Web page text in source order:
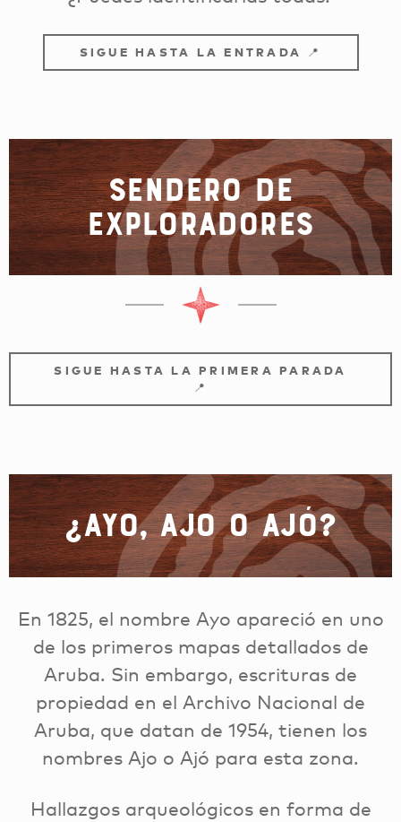
SIGUE HASTA LA ENTRADA 📍
Sendero de
exploradores
SIGUE HASTA LA PRIMERA PARADA
📍
¿Ayo, Ajo o Ajó?
En 1825, el nombre Ayo apareció en uno
de los primeros mapas detallados de
Aruba. Sin embargo, escrituras de
propiedad en el Archivo Nacional de
Aruba, que datan de 1954, tienen los
nombres Ajo o Ajó para esta zona.
Hallazgos arqueológicos en forma de